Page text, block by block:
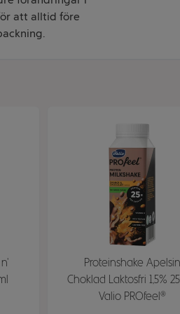
att alltid före
Proteinshake Apelsin
Choklad Laktosfri 1,5%
Valio PROfeel®